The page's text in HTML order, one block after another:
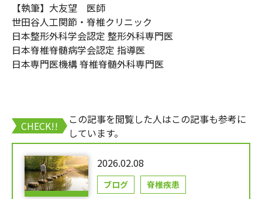
【執筆】大友望 医師
世田谷人工関節・脊椎クリニック
日本整形外科学会認定 整形外科専門医
日本脊椎脊髄病学会認定 指導医
日本専門医機構 脊椎脊髄外科専門医
CHECK!!
この記事を閲覧した人はこの記事も参考に
しています。
2026.02.08
ブログ 脊椎疾患